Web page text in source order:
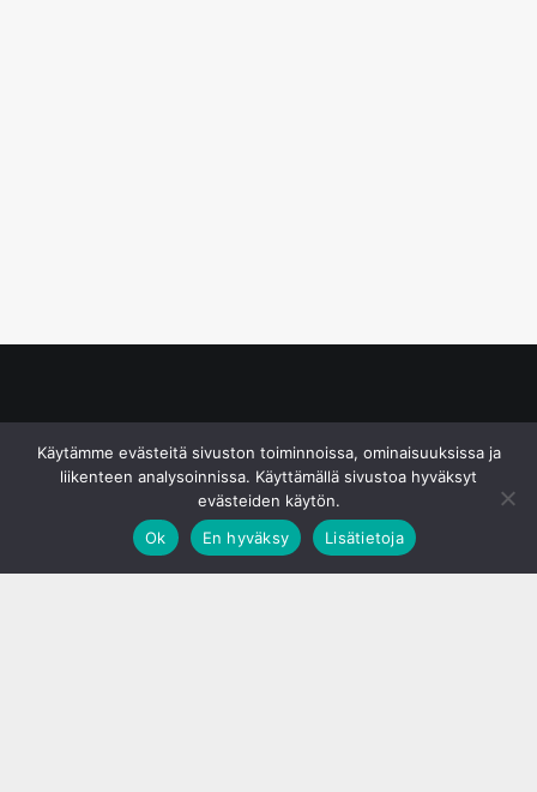
Käytämme evästeitä sivuston toiminnoissa, ominaisuuksissa ja
liikenteen analysoinnissa. Käyttämällä sivustoa hyväksyt
evästeiden käytön.
Ok
En hyväksy Lisätietoja